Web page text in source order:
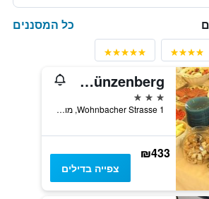
כל המסננים
Burghotel Münzenberg
3 כוכבים
Wohnbacher Strasse 1, מונצנברג, הסן, גרמניה
₪433
צפייה בדילים